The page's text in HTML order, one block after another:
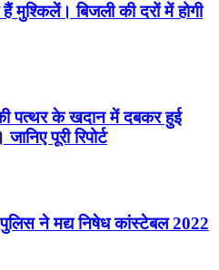
मुश्किलें। बिजली की दरों में होगी
पत्थर के खदान में दबकर हुई
पूरी रिपोर्ट
ने मद्य निषेध कांस्टेबल 2022